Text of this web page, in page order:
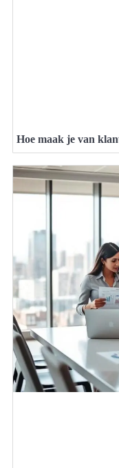
Hoe maak je van